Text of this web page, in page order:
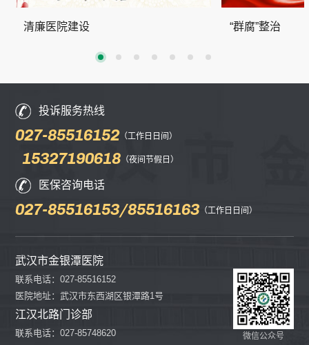
清廉医院建设 “群腐”整治
投诉服务热线
027-85516152（工作日日间）
15327190618 （夜间节假日）
医保咨询电话
027-85516153/85516163 （工作日日间）
武汉市金银潭医院
联系电话：027-85516152
医院地址：武汉市东西湖区银潭路1号
江汉北路门诊部
联系电话：027-85748620
微信公众号